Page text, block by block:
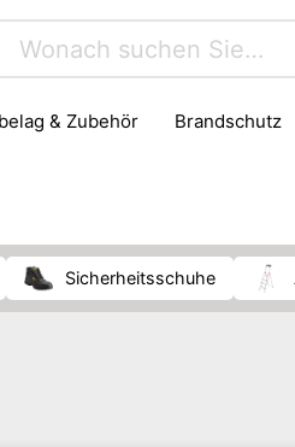
& Zubehör Brandschutz
Sicherheitsschuhe